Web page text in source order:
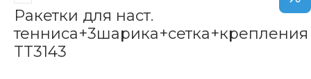
Ракетки для наст.
тенниса+3шарика+сетка+крепления
TT3143